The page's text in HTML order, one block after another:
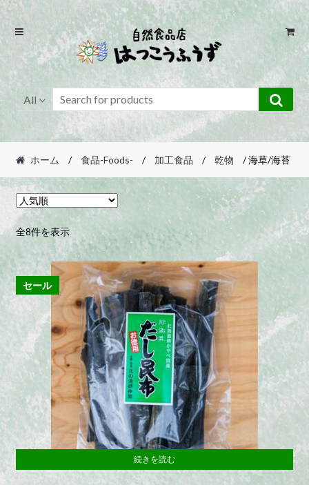
Skip
navigation
Skip
content
All
ホーム / 食品-Foods- / 加工食品 / 乾物 / 海草/海苔
全8件を表示人
気
順
セール
続きを読む